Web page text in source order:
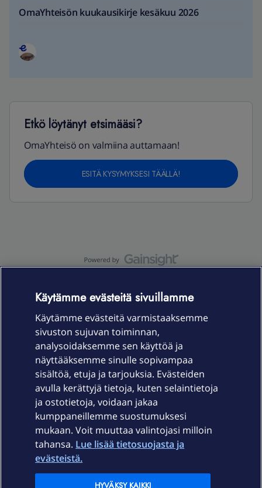
OmaYhteisön kuukausikirje kesäkuu 2026
Etkö löytänyt etsimääsi?
OmaYhteisö on valmiina auttamaan!
ESITÄ KYSYMYKSESI TÄÄLLÄ!
Laitteet & liittymät
Palvelut
Ajankohtaista
Elisa Oyj
Käytämme evästeitä sivuillamme
Käytämme evästeitä varmistaaksemme
sivuston sujuvan toiminnan,
analysoidaksemme sen käyttöä ja
näyttääksemme sinulle sopivampaa
sisältöä, etuja ja tarjouksia. Evästeiden
avulla kerättyjä tietoja, kuten selaintietoja
ja ostotietoja, voidaan jakaa
kumppaneillemme suostumuksesi
mukaan. Voit muuttaa valintojasi milloin
tahansa. Lue lisää tietosuojasta ja
evästeistä.
HYVÄKSY KAIKKI